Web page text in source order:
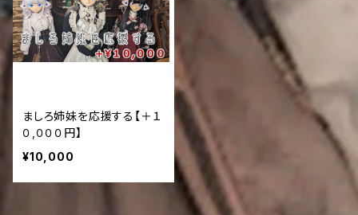
ましろ姉妹を応援する【＋１
０,０００円】
¥10,000